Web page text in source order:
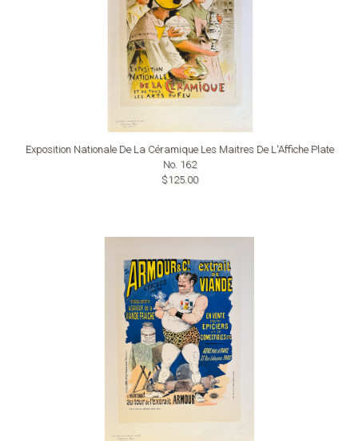
Exposition Nationale De La Céramique Les Maitres De L'Affiche Plate
No. 162
$125.00